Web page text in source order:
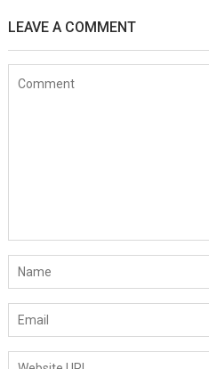
LEAVE A COMMENT